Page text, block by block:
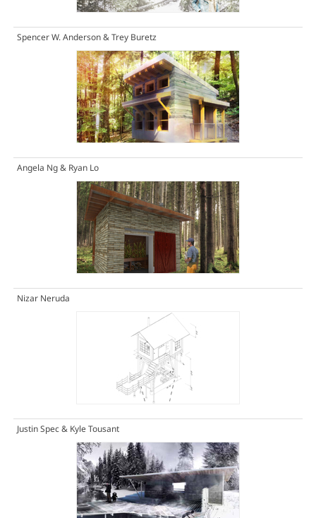
Spencer W. Anderson & Trey Buretz
Angela Ng & Ryan Lo
Nizar Neruda
Justin Spec & Kyle Tousant